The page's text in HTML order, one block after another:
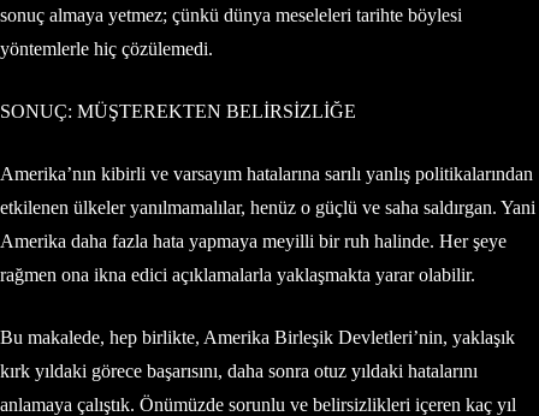
sonuç almaya yetmez; çünkü dünya meseleleri tarihte böylesi
yöntemlerle hiç çözülemedi.
SONUÇ: MÜŞTEREKTEN BELİRSİZLİĞE
Amerika’nın kibirli ve varsayım hatalarına sarılı yanlış politikalarından
etkilenen ülkeler yanılmamalılar, henüz o güçlü ve saha saldırgan. Yani
Amerika daha fazla hata yapmaya meyilli bir ruh halinde. Her şeye
rağmen ona ikna edici açıklamalarla yaklaşmakta yarar olabilir.
Bu makalede, hep birlikte, Amerika Birleşik Devletleri’nin, yaklaşık
kırk yıldaki görece başarısını, daha sonra otuz yıldaki hatalarını
anlamaya çalıştık. Önümüzde sorunlu ve belirsizlikleri içeren kaç yıl